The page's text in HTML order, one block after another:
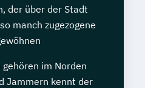
der über der Stadt
manch zugezogene
gehören im Norden
Jammern kennt der